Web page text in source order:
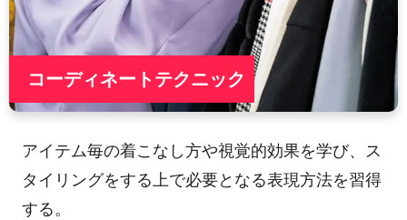
コーディネートテクニック
アイテム毎の着こなし方や視覚的効果を学び、ス
タイリングをする上で必要となる表現方法を習得
する。